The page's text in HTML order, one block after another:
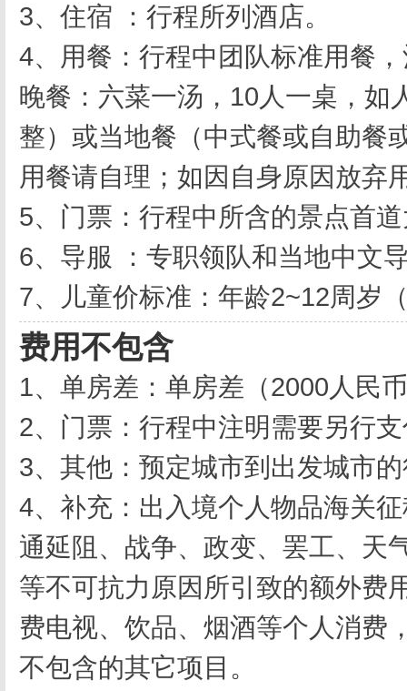
3、住宿 ：行程所列酒店。
4、用餐：行程中团队标准用餐
晚餐：六菜一汤，10人一桌，如
整）或当地餐（中式餐或自助餐
用餐请自理；如因自身原因放弃
5、门票：行程中所含的景点首
6、导服 ：专职领队和当地中文
7、儿童价标准：年龄2~12周岁
费用不包含
1、单房差：单房差（2000人民
2、门票：行程中注明需要另行
3、其他：预定城市到出发城市
4、补充：出入境个人物品海关
通延阻、战争、政变、罢工、天
等不可抗力原因所引致的额外费
费电视、饮品、烟酒等个人消费
不包含的其它项目。